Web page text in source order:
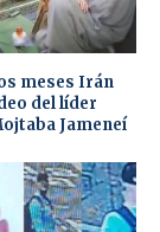
meses Irán
del líder
Jameneí